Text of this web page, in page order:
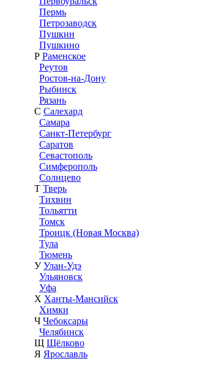
Пермь
Петрозаводск
Пушкин
Пушкино
Р Раменское
Реутов
Ростов-на-Дону
Рыбинск
Рязань
С Салехард
Самара
Санкт-Петербург
Саратов
Севастополь
Симферополь
Солнцево
Т Тверь
Тихвин
Тольятти
Томск
Троицк (Новая Москва)
Тула
Тюмень
У Улан-Удэ
Ульяновск
Уфа
Х Ханты-Мансийск
Химки
Ч Чебоксары
Челябинск
Щ Щёлково
Я Ярославль